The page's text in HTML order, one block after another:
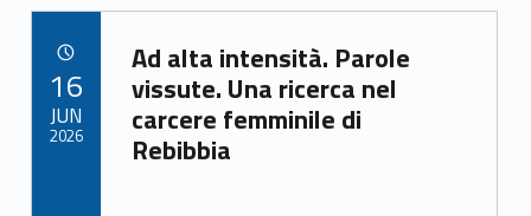
b
o
o
k
d
o
n
l e
Link identifier archive #link-archive-96118
Ad alta intensità. Parole
vissute. Una ricerca nel
carcere femminile di
Rebibbia
16
JUN
2026